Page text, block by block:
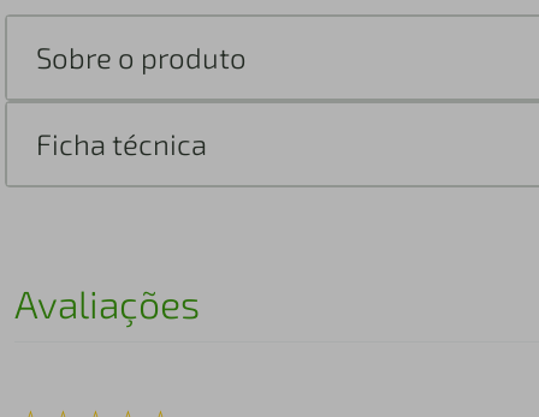
Sobre o produto
Ficha técnica
Avaliações